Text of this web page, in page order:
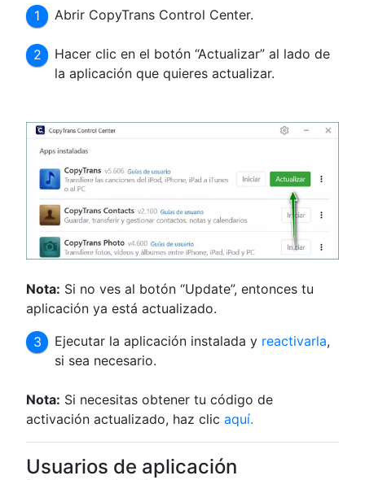
Abrir CopyTrans Control Center.
Hacer clic en el botón “Actualizar” al lado de
la aplicación que quieres actualizar.
Nota: Si no ves al botón “Update”, entonces tu
aplicación ya está actualizado.
Ejecutar la aplicación instalada y reactivarla,
si sea necesario.
Nota: Si necesitas obtener tu código de
activación actualizado, haz clic aquí.
Usuarios de aplicación